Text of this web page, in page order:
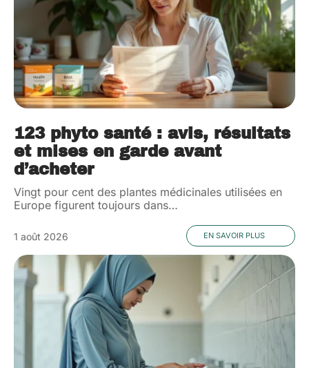
123 phyto santé : avis, résultats
et mises en garde avant
d’acheter
Vingt pour cent des plantes médicinales utilisées en
Europe figurent toujours dans…
1 août 2026 EN SAVOIR PLUS